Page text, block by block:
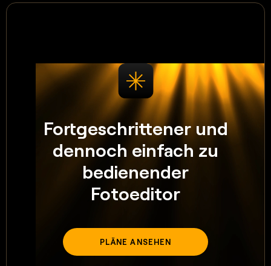
Fortgeschrittener und
dennoch einfach zu
bedienender
Fotoeditor
PLÄNE ANSEHEN